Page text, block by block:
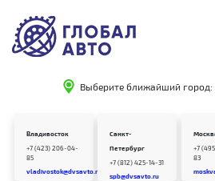
Выберите ближайший город:
Владивосток
+7 (423) 206-04-
85
vladivostok@dvsavto.ru
Санкт-
Петербург
+7 (812) 425-14-31
spb@dvsavto.ru
+7
83